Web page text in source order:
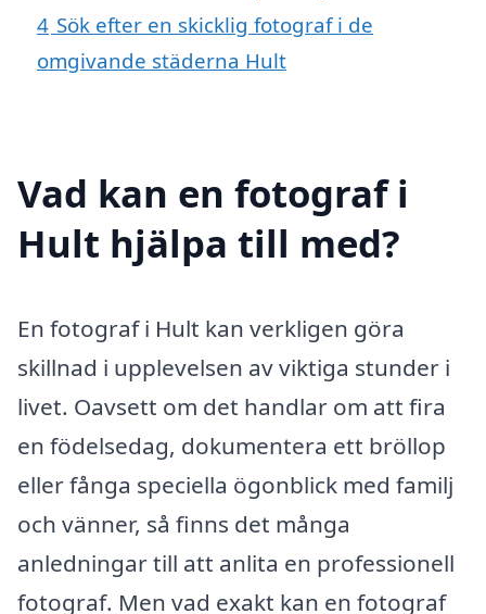
4 Sök efter en skicklig fotograf i de
omgivande städerna Hult
Vad kan en fotograf i
Hult hjälpa till med?
En fotograf i Hult kan verkligen göra
skillnad i upplevelsen av viktiga stunder i
livet. Oavsett om det handlar om att fira
en födelsedag, dokumentera ett bröllop
eller fånga speciella ögonblick med familj
och vänner, så finns det många
anledningar till att anlita en professionell
fotograf. Men vad exakt kan en fotograf